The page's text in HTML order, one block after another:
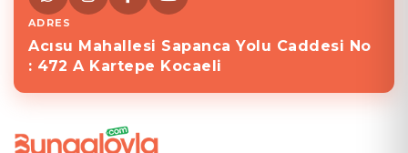
ADRES
Acısu Mahallesi Sapanca Yolu Caddesi No
: 472 A Kartepe Kocaeli